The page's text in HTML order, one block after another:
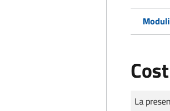
Tipo di
Importo
La